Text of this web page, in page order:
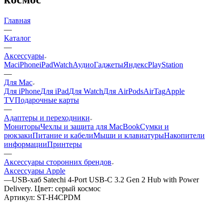
Главная
—
Каталог
—
Аксессуары
MaciPhoneiPadWatchАудиоГаджетыЯндексPlayStation
—
Для Mac
Для iPhoneДля iPadДля WatchДля AirPodsAirTagApple
TVПодарочные карты
—
Адаптеры и переходники
МониторыЧехлы и защита для MacBookСумки и
рюкзакиПитание и кабелиМыши и клавиатурыНакопители
информацииПринтеры
—
Аксессуары сторонних брендов
Аксессуары Apple
—USB-хаб Satechi 4-Port USB-C 3.2 Gen 2 Hub with Power
Delivery. Цвет: серый космос
Артикул: ST-H4CPDM